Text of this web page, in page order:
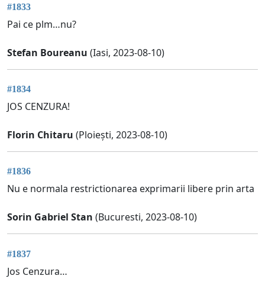
#1833
Pai ce plm…nu?
Stefan Boureanu (Iasi, 2023-08-10)
#1834
JOS CENZURA!
Florin Chitaru (Ploiești, 2023-08-10)
#1836
Nu e normala restrictionarea exprimarii libere prin arta
Sorin Gabriel Stan (Bucuresti, 2023-08-10)
#1837
Jos Cenzura…